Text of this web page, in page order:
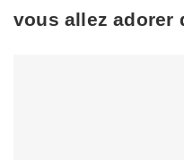
vous allez adorer